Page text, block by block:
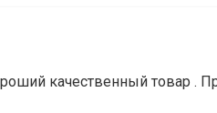
качественный товар .